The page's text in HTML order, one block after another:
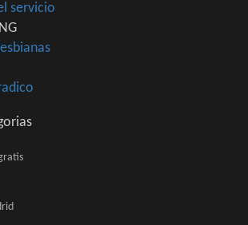
servicio